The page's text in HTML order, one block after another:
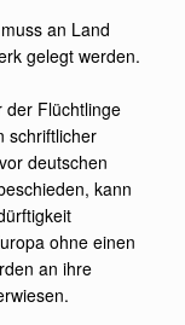
an Land
gelegt werden.
der Flüchtlinge
schriftlicher
deutschen
kann
ohne einen
an ihre